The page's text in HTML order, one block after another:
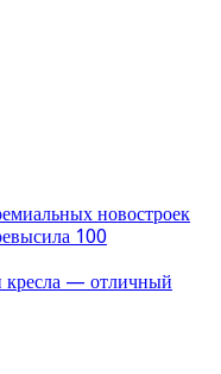
новостроек
100
кресла — отличный